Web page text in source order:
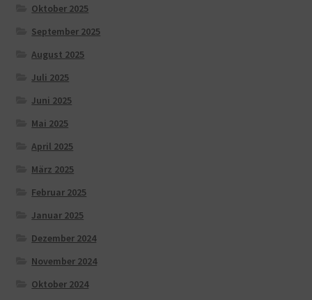
Oktober 2025
September 2025
August 2025
Juli 2025
Juni 2025
Mai 2025
April 2025
März 2025
Februar 2025
Januar 2025
Dezember 2024
November 2024
Oktober 2024